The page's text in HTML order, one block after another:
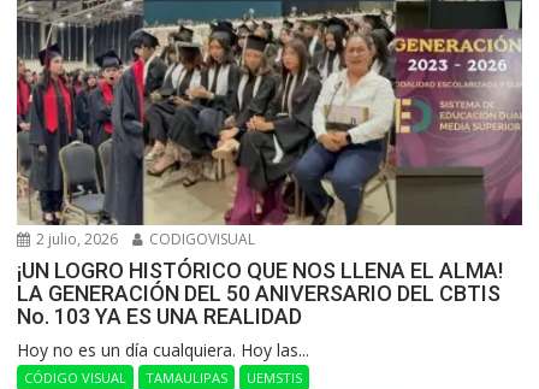
2 julio, 2026 CODIGOVISUAL
¡UN LOGRO HISTÓRICO QUE NOS LLENA EL ALMA!
LA GENERACIÓN DEL 50 ANIVERSARIO DEL CBTIS
No. 103 YA ES UNA REALIDAD
Hoy no es un día cualquiera. Hoy las...
CÓDIGO VISUAL TAMAULIPAS UEMSTIS